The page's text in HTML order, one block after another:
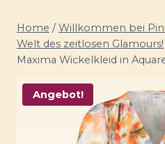
Home / Willkommen bei
Welt des zeitlosen Glamours!
Maxima Wickelkleid in
Angebot!